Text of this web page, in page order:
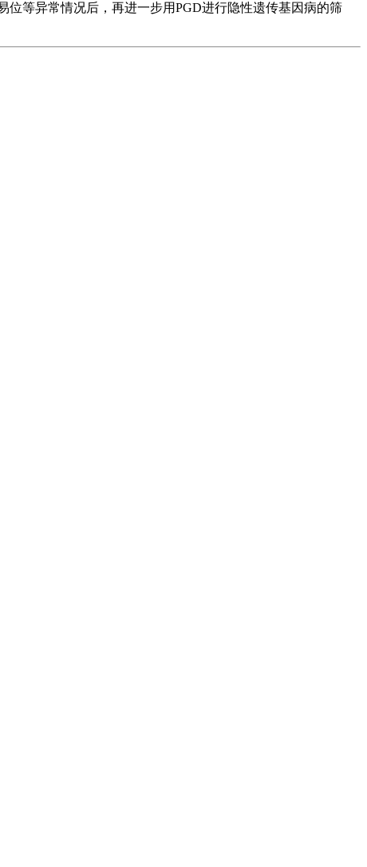
等异常情况后，再进一步用PGD进行隐性遗传基因病的筛